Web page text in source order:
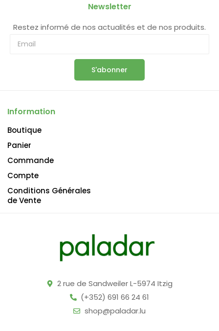
2 rue de Sandweiler L-5974 Itzig
(+352) 691 66 24 61
shop@paladar.lu
Information
Boutique
Panier
Commande
Compte
Conditions Générales
de Vente
Newsletter
Restez informé de nos actualités et de nos produits.
S'abonner